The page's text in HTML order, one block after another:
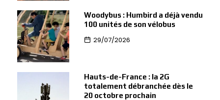
Woodybus : Humbird a déjà vendu
100 unités de son vélobus
29/07/2026
Hauts-de-France : la 2G
totalement débranchée dès le
20 octobre prochain